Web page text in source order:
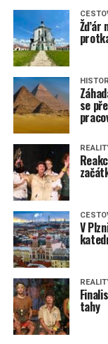
Žďár
se
V
tahy